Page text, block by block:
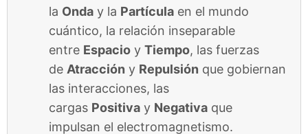
la Onda y la Partícula en el mundo
cuántico, la relación inseparable
entre Espacio y Tiempo, las fuerzas
de Atracción y Repulsión que gobiernan
las interacciones, las
cargas Positiva y Negativa que
impulsan el electromagnetismo.